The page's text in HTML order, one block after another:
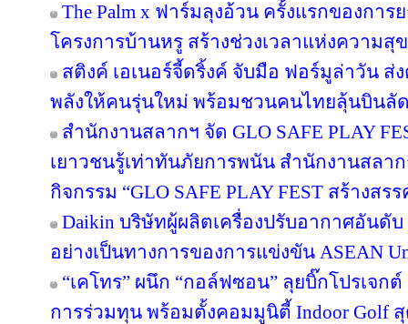
The Palm x ฟาร์มลุงอ้วน ครั้งแรกของกา
โครงการบ้านหรู สร้างช่วงเวลาแห่งความสุ
สติงค์ เอเนอร์จี้ดริ้งค์ จับมือ ฟอร์มูล่าวัน
พลังให้คนรุ่นใหม่ พร้อมชวนคนไทยลุ้นบินลั
สำนักงานสลากฯ จัด GLO SAFE PLAY
เยาวชนรู้เท่าทันภัยการพนัน สำนักงานสลา
กิจกรรม “GLO SAFE PLAY FEST สร้างส
Daikin บริษัทผู้ผลิตเครื่องปรับอากาศอันดั
อย่างเป็นทางการของการแข่งขัน ASEAN
“เคโทร” ผนึก “กอล์ฟซอน” ลุยบิ๊กโปรเจกต์
การร่วมทุน พร้อมตั้งคอมมูนิตี้ Indoor Golf